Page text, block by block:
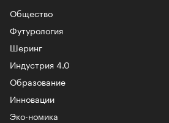
Общество
Футурология
Шеринг
Индустрия 4.0
Образование
Инновации
Эко-номика